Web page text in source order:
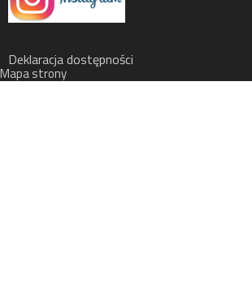
Deklaracja dostępności
Mapa strony